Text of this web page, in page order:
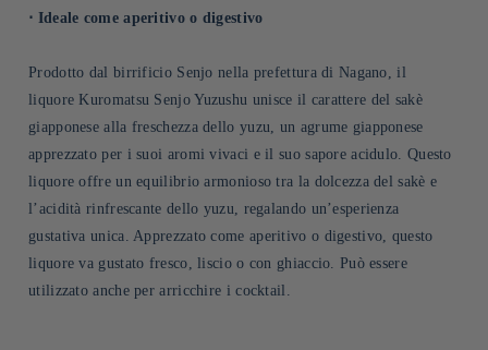
⋅ Ideale come aperitivo o digestivo
Prodotto dal birrificio Senjo nella prefettura di Nagano, il
liquore Kuromatsu Senjo Yuzushu unisce il carattere del sakè
giapponese alla freschezza dello yuzu, un agrume giapponese
apprezzato per i suoi aromi vivaci e il suo sapore acidulo. Questo
liquore offre un equilibrio armonioso tra la dolcezza del sakè e
l’acidità rinfrescante dello yuzu, regalando un’esperienza
gustativa unica. Apprezzato come aperitivo o digestivo, questo
liquore va gustato fresco, liscio o con ghiaccio. Può essere
utilizzato anche per arricchire i cocktail.